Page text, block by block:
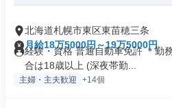
北海道札幌市東区東苗穂三条
月給18万5000円～19万5000円
経験・資格 普通自動車免許 ＊勤
合は18歳以上 (深夜帯勤...
主婦・主夫歓迎 +14個